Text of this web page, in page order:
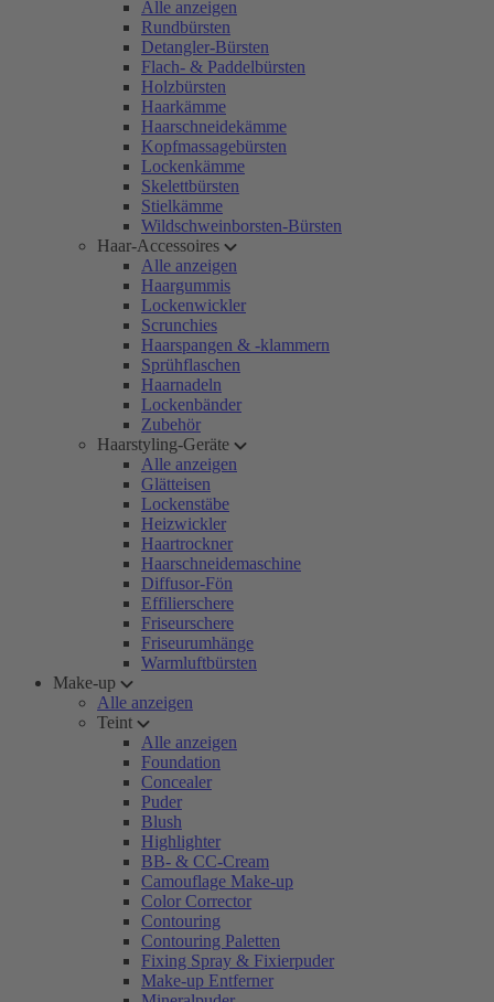
Alle anzeigen
Rundbürsten
Detangler-Bürsten
Flach- & Paddelbürsten
Holzbürsten
Haarkämme
Haarschneidekämme
Kopfmassagebürsten
Lockenkämme
Skelettbürsten
Stielkämme
Wildschweinborsten-Bürsten
Haar-Accessoires
Alle anzeigen
Haargummis
Lockenwickler
Scrunchies
Haarspangen & -klammern
Sprühflaschen
Haarnadeln
Lockenbänder
Zubehör
Haarstyling-Geräte
Alle anzeigen
Glätteisen
Lockenstäbe
Heizwickler
Haartrockner
Haarschneidemaschine
Diffusor-Fön
Effilierschere
Friseurschere
Friseurumhänge
Warmluftbürsten
Make-up
Alle anzeigen
Teint
Alle anzeigen
Foundation
Concealer
Puder
Blush
Highlighter
BB- & CC-Cream
Camouflage Make-up
Color Corrector
Contouring
Contouring Paletten
Fixing Spray & Fixierpuder
Make-up Entferner